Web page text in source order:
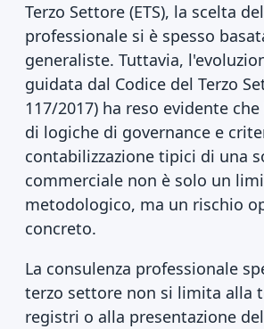
Terzo Settore (ETS), la scelta
professionale si è spesso
generaliste. Tuttavia,
guidata dal Codice del Terzo
117/2017) ha reso evidente
di logiche di governance e
contabilizzazione tipici di una
commerciale non è solo un
metodologico, ma un rischio
concreto.
La consulenza professionale
terzo settore non si limita alla
registri o alla presentazione